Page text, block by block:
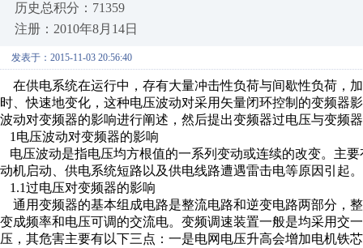
历史总积分：71359
注册：2010年8月14日
发表于：2015-11-03 20:56:40
在供电系统在运行中，存有大量冲击性负荷与间歇性负荷，
时、快速地变化，这种电压波动对采用矢量闭环控制的变频器
波动对变频器的影响进行阐述，然后提出变频器过电压与变频
1电压波动对变频器的影响
电压波动是指电压均方根值的一系列变动或连续的改变。主
动机启动、供电系统短路以及供电线路遭遇雷击电等原因引起。
1.1过电压对变频器的影响
通用变频器的基本组成电路是整流电路和逆变电路两部分，
变成频率和电压可调的交流电。变频调速装置一般是均采用交
压，其危害主要有以下三点：一是电网电压升高会增加电机铁